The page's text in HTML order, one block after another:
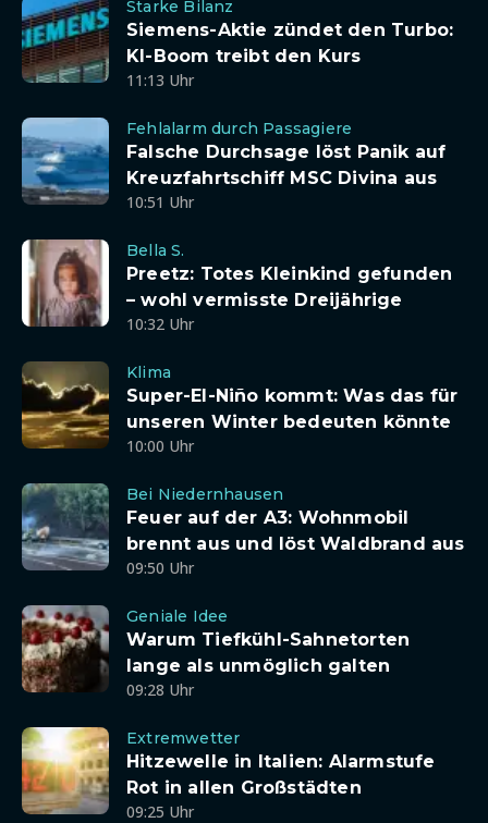
Starke Bilanz
Siemens-Aktie zündet den Turbo:
KI-Boom treibt den Kurs
11:13 Uhr
Fehlalarm durch Passagiere
Falsche Durchsage löst Panik auf
Kreuzfahrtschiff MSC Divina aus
10:51 Uhr
Bella S.
Preetz: Totes Kleinkind gefunden
– wohl vermisste Dreijährige
10:32 Uhr
Klima
Super-El-Niño kommt: Was das für
unseren Winter bedeuten könnte
10:00 Uhr
Bei Niedernhausen
Feuer auf der A3: Wohnmobil
brennt aus und löst Waldbrand aus
09:50 Uhr
Geniale Idee
Warum Tiefkühl-Sahnetorten
lange als unmöglich galten
09:28 Uhr
Extremwetter
Hitzewelle in Italien: Alarmstufe
Rot in allen Großstädten
09:25 Uhr